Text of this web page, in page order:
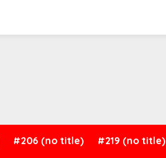
#206 (no title) #219 (no title)